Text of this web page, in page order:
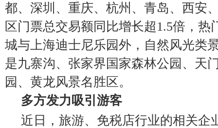
都、深圳、重庆、杭州、青岛、西安
区门票总交易额同比增长超1.5倍，热
城与上海迪士尼乐园外，自然风光类
是九寨沟、张家界国家森林公园、天
园、黄龙风景名胜区。
多方发力吸引游客
近日，旅游、免税店行业的相关企